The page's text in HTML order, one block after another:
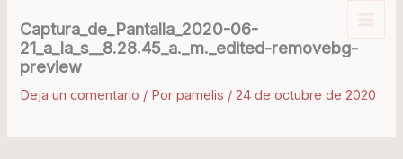
contenido
Captura_de_Pantalla_2020-06-
21_a_la_s__8.28.45_a._m._edited-removebg-
preview
Deja un comentario / Porpamelis /24 de octubre de 2020